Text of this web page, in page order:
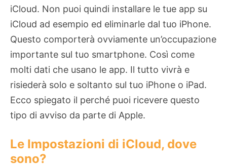
iCloud. Non puoi quindi installare le tue app su
iCloud ad esempio ed eliminarle dal tuo iPhone.
Questo comporterà ovviamente un’occupazione
importante sul tuo smartphone. Così come
molti dati che usano le app. Il tutto vivrà e
risiederà solo e soltanto sul tuo iPhone o iPad.
Ecco spiegato il perché puoi ricevere questo
tipo di avviso da parte di Apple.
Le Impostazioni di iCloud, dove
sono?